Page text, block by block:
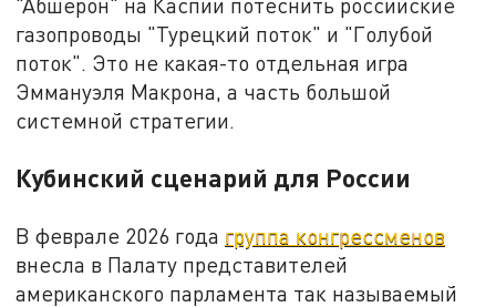
"Абшерон" на Каспии потеснить российские
газопроводы "Турецкий поток" и "Голубой
поток". Это не какая-то отдельная игра
Эммануэля Макрона, а часть большой
системной стратегии.
Кубинский сценарий для России
В феврале 2026 года группа конгрессменов
внесла в Палату представителей
американского парламента так называемый